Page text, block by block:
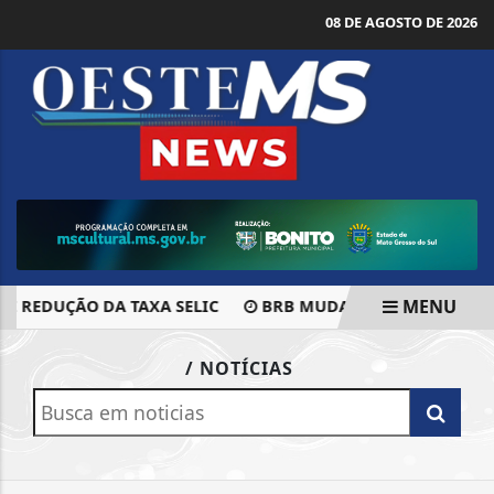
08 DE AGOSTO DE 2026
DA TAXA SELIC BRB MUDA REGRAS EMENU
/ NOTÍCIAS